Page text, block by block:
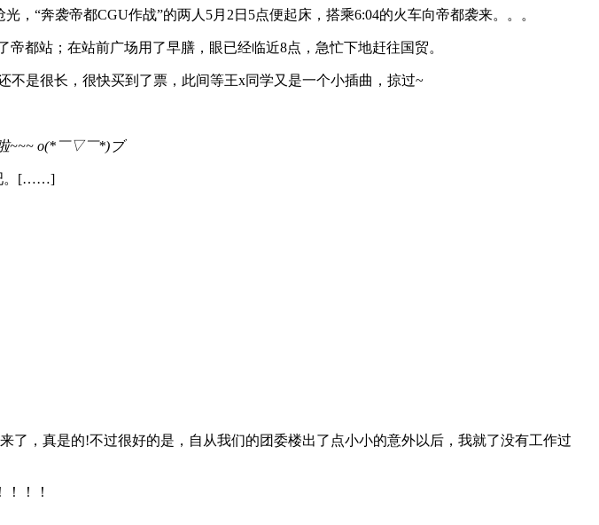
“奔袭帝都CGU作战”的两人5月2日5点便起床，搭乘6:04的火车向帝都袭来。。。
都站；在站前广场用了早膳，眼已经临近8点，急忙下地赶往国贸。
不是很长，很快买到了票，此间等王x同学又是一个小插曲，掠过~
啦~~~ o(*￣▽￣*)ブ
。[……]
，真是的!不过很好的是，自从我们的团委楼出了点小小的意外以后，我就了没有工作过
！！